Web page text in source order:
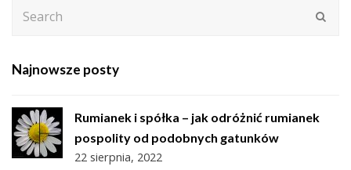
Najnowsze posty
Rumianek i spółka – jak odróżnić rumianek
pospolity od podobnych gatunków
22 sierpnia, 2022